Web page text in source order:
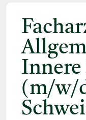
(m/w/